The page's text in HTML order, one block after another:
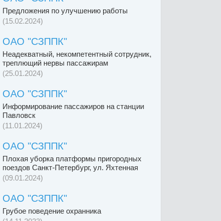
Предложения по улучшению работы
(15.02.2024)
ОАО "СЗППК"
Неадекватный, некомпетентный сотрудник,
треплющий нервы пассажирам
(25.01.2024)
ОАО "СЗППК"
Информирование пассажиров на станции
Павловск
(11.01.2024)
ОАО "СЗППК"
Плохая уборка платформы пригородных
поездов Санкт-Петербург, ул. Яхтенная
(09.01.2024)
ОАО "СЗППК"
Грубое поведение охранника